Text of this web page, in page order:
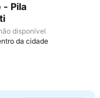
aos favoritos
- Pila
disponível
da cidade